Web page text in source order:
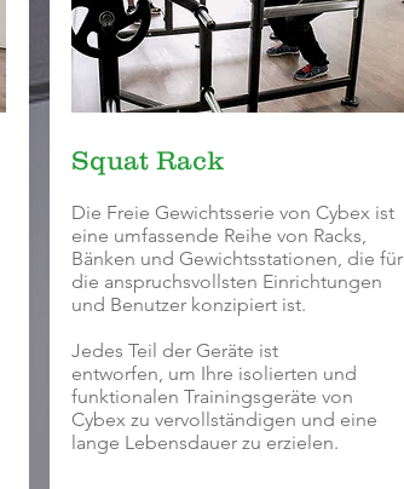
Squat Rack
Die Freie Gewichtsserie von Cybex ist
eine umfassende Reihe von Racks,
Bänken und Gewichtsstationen, die für
die anspruchsvollsten Einrichtungen
und Benutzer konzipiert ist.
Jedes Teil der Geräte ist
entworfen, um Ihre isolierten und
funktionalen Trainingsgeräte von
Cybex zu vervollständigen und eine
lange Lebensdauer zu erzielen.